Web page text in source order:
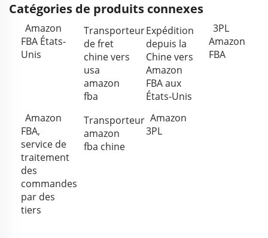
Catégories de produits connexes
Amazon
FBA États-
Unis
Transporteur
de fret
chine vers
usa
amazon
fba
Expédition
depuis la
Chine vers
Amazon
FBA aux
États-Unis
3PL
Amazon
FBA
Amazon
FBA,
service de
traitement
des
commandes
par des
tiers
Transporteur
amazon
fba chine
Amazon
3PL